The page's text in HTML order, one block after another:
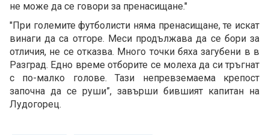
не може да се говори за пренасищане."
"При големите футболисти няма пренасищане, те искат
винаги да са отгоре. Меси продължава да се бори за
отличия, не се отказва. Много точки бяха загубени в в
Разград. Едно време отборите се молеха да си тръгнат
с по-малко голове. Тази непревземаема крепост
започна да се руши”, завърши бившият капитан на
Лудогорец.